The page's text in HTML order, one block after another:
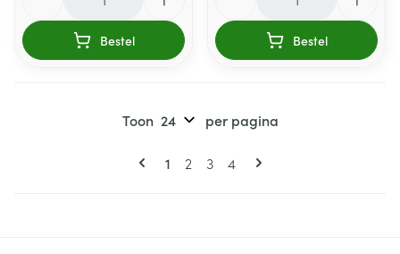
Bestel Bestel
Pagina's
U lees momenteel pagina
1 Pagina
2 Pagina
3 Pagina
4
Toon per pagina